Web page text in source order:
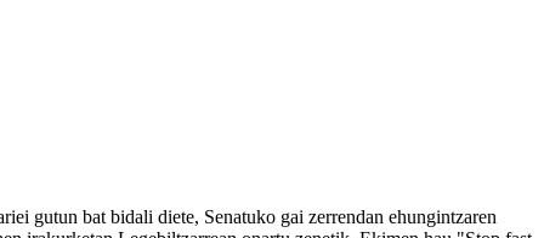
gutun bat bidali diete, Senatuko gai zerrendan ehungintzaren